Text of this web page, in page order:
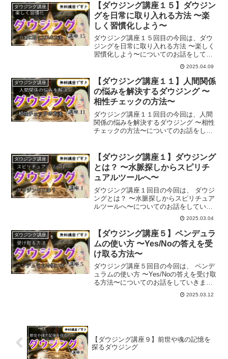
ダウジング講座
【ダウジング講座１５】ダウジン
グを日常に取り入れる方法 〜楽
しく習慣化しよう〜
ダウジング講座１５回目の今回は、ダウ
ジングを日常に取り入れる方法 〜楽しく
習慣化しよう〜についてのお話をしてい
2025.04.09
ダウジング講座
【ダウジング講座１１】人間関係
の悩みを解決するダウジング 〜
相性チェックの方法〜
ダウジング講座１１回目の今回は、人間
関係の悩みを解決するダウジング 〜相性
チェックの方法〜についてのお話をして
ダウジング講座
【ダウジング講座１】ダウジング
とは？ 〜水脈探しからスピリチ
ュアルツールへ〜
ダウジング講座１回目の今回は、 ダウジ
ングとは？ 〜水脈探しからスピリチュア
ルツールへ〜についてのお話をしていき
2025.03.04
ダウジング講座
【ダウジング講座５】ペンデュラ
ムの使い方 〜Yes/Noの答えを受
け取る方法〜
ダウジング講座５回目の今回は、 ペンデ
ュラムの使い方 〜Yes/Noの答えを受け取
る方法〜についてのお話をしていきま
2025.03.12
【ダウジング講座９】前世や魂の記憶を
探るダウジング